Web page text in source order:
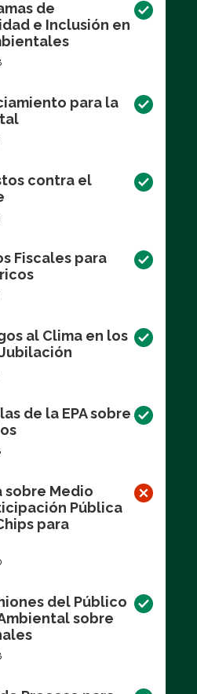
de
e Inclusión en
para la
contra el
Fiscales para
al Clima en los
de la EPA sobre
sobre Medio
Pública
para
del Público
sobre